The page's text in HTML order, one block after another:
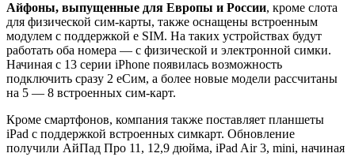
Айфоны, выпущенные для Европы и России, кроме слота
для физической сим-карты, также оснащены встроенным
модулем с поддержкой e SIM. На таких устройствах будут
работать оба номера — с физической и электронной симки.
Начиная с 13 серии iPhone появилась возможность
подключить сразу 2 еСим, а более новые модели рассчитаны
на 5 — 8 встроенных сим-карт.
Кроме смартфонов, компания также поставляет планшеты
iPad с поддержкой встроенных симкарт. Обновление
получили АйПад Про 11, 12,9 дюйма, iPad Air 3, mini, начиная